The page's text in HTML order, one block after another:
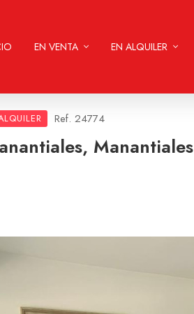
EN VENTA EN ALQUILER
Ref. 24774
Manantiales